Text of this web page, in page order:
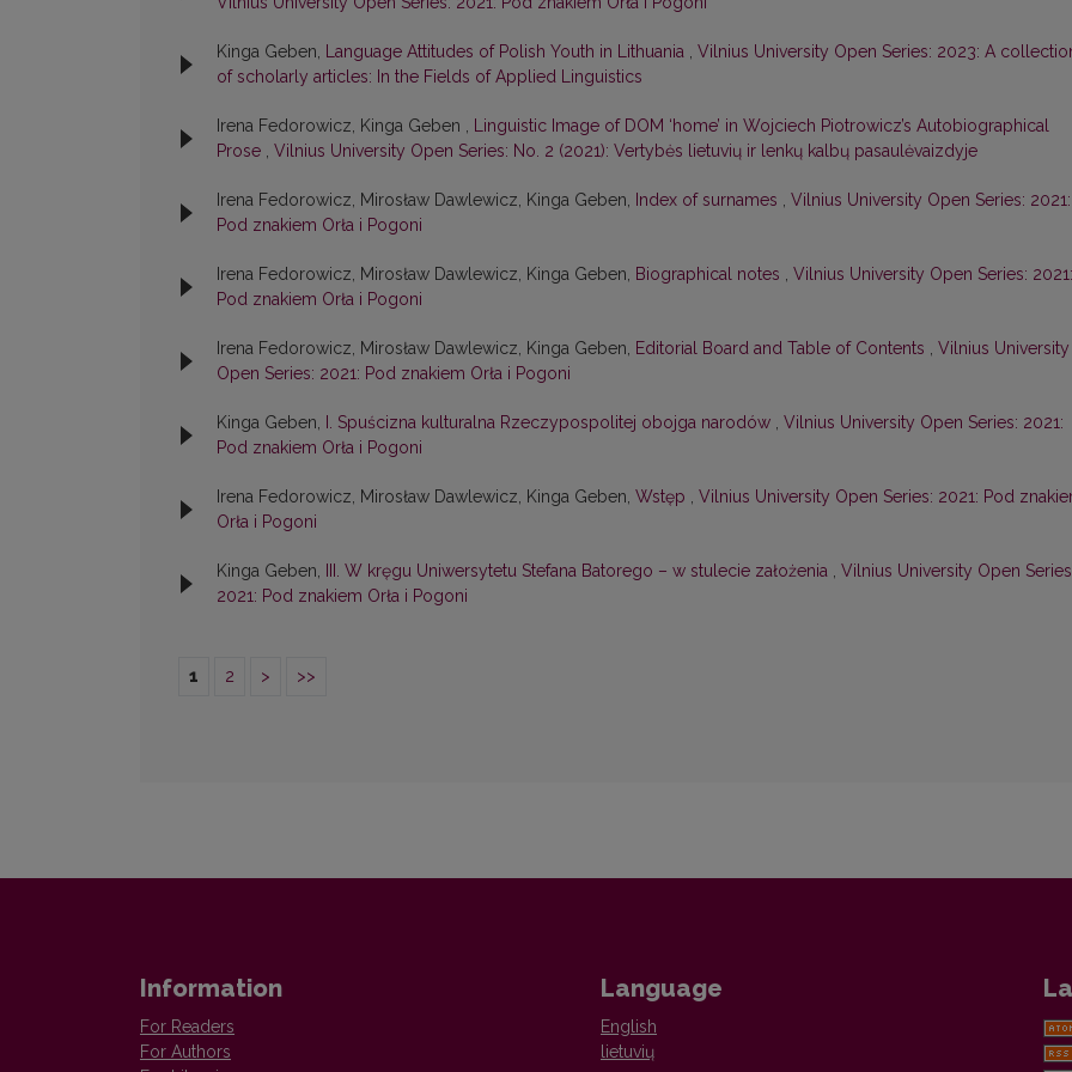
Kinga Geben, Language Attitudes of Polish Youth in Lithuania , Vilnius University Open Series: 2023: A
of scholarly articles: In the Fields of Applied Linguistics
Irena Fedorowicz, Kinga Geben , Linguistic Image of DOM ‘home’ in Wojciech Piotrowicz’s Autobiographical
Prose , Vilnius University Open Series: No. 2 (2021): Vertybės lietuvių ir lenkų kalbų pasaulėvaizdyje
Irena Fedorowicz, Mirosław Dawlewicz, Kinga Geben, Index of surnames , Vilnius University Open Series: 2021:
Pod znakiem Orła i Pogoni
Irena Fedorowicz, Mirosław Dawlewicz, Kinga Geben, Biographical notes , Vilnius University Open Series: 2021:
Pod znakiem Orła i Pogoni
Irena Fedorowicz, Mirosław Dawlewicz, Kinga Geben, Editorial Board and Table of Contents , Vilnius University
Open Series: 2021: Pod znakiem Orła i Pogoni
Kinga Geben, I. Spuścizna kulturalna Rzeczypospolitej obojga narodów , Vilnius University Open Series: 2021:
Pod znakiem Orła i Pogoni
Irena Fedorowicz, Mirosław Dawlewicz, Kinga Geben, Wstęp , Vilnius University Open Series: 2021: Pod
Orła i Pogoni
Kinga Geben, III. W kręgu Uniwersytetu Stefana Batorego – w stulecie założenia , Vilnius University Open
2021: Pod znakiem Orła i Pogoni
1 2 > >>
Information
For Readers
For Authors
Language
English
lietuvių